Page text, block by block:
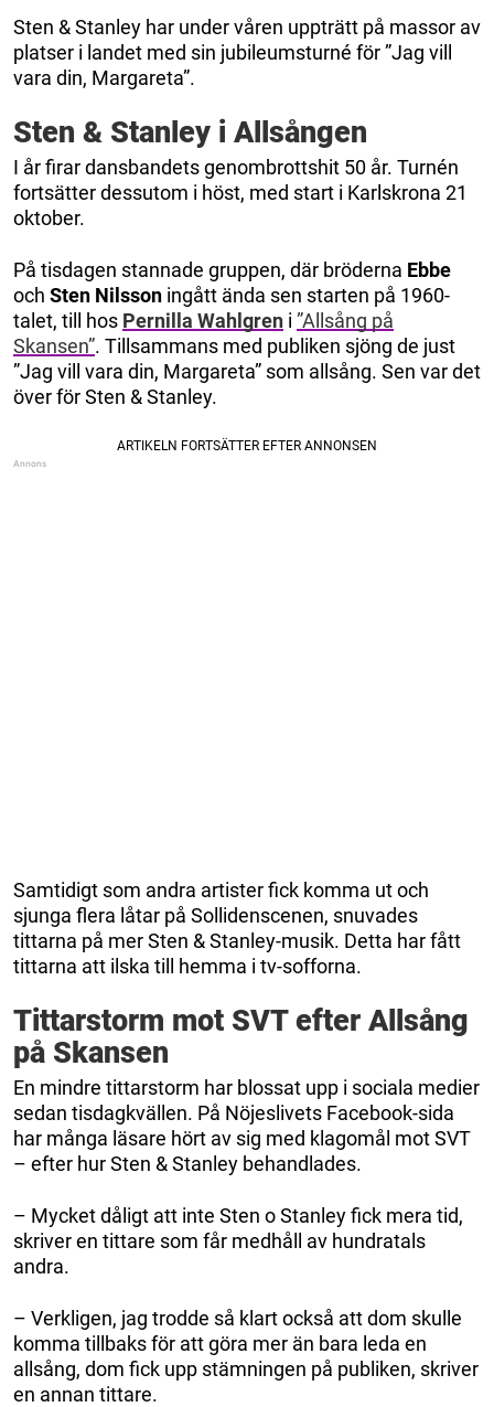
Sten & Stanley har under våren uppträtt på massor av
platser i landet med sin jubileumsturné för ”Jag vill
vara din, Margareta”.
Sten & Stanley i Allsången
I år firar dansbandets genombrottshit 50 år. Turnén
fortsätter dessutom i höst, med start i Karlskrona 21
oktober.
På tisdagen stannade gruppen, där bröderna Ebbe
och Sten Nilsson ingått ända sen starten på 1960-
talet, till hos Pernilla Wahlgren i ”Allsång på
Skansen”. Tillsammans med publiken sjöng de just
”Jag vill vara din, Margareta” som allsång. Sen var det
över för Sten & Stanley.
Samtidigt som andra artister fick komma ut och
sjunga flera låtar på Sollidenscenen, snuvades
tittarna på mer Sten & Stanley-musik. Detta har fått
tittarna att ilska till hemma i tv-sofforna.
Tittarstorm mot SVT efter Allsång
på Skansen
En mindre tittarstorm har blossat upp i sociala medier
sedan tisdagkvällen. På Nöjeslivets Facebook-sida
har många läsare hört av sig med klagomål mot SVT
– efter hur Sten & Stanley behandlades.
– Mycket dåligt att inte Sten o Stanley fick mera tid,
skriver en tittare som får medhåll av hundratals
andra.
– Verkligen, jag trodde så klart också att dom skulle
komma tillbaks för att göra mer än bara leda en
allsång, dom fick upp stämningen på publiken, skriver
en annan tittare.